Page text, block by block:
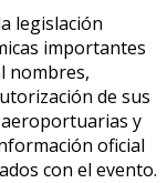
legislación
importantes
nombres,
de sus
y
oficial
con el evento.